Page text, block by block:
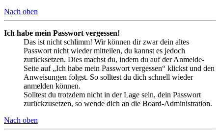
Nach oben
Ich habe mein Passwort vergessen!
Das ist nicht schlimm! Wir können dir zwar dein altes
Passwort nicht wieder mitteilen, du kannst es jedoch
zurücksetzen. Dies machst du, indem du auf der Anmelde-
Seite auf „Ich habe mein Passwort vergessen“ klickst und den
Anweisungen folgst. So solltest du dich schnell wieder
anmelden können.
Solltest du trotzdem nicht in der Lage sein, dein Passwort
zurückzusetzen, so wende dich an die Board-Administration.
Nach oben